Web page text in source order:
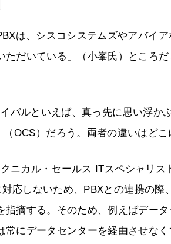
は、シスコシステムズやアバイ
ただいている」（小峯氏）ところ
バルといえば、真っ先に思い浮か
OCS）だろう。両者の違いはどこ
ニカル・セールス ITスペシャリ
応しないため、PBXとの連携の
指摘する。そのため、例えばデー
常にデータセンターを経由させな